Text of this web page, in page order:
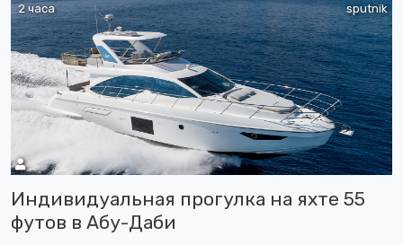
sputnik
2 часа
Индивидуальная прогулка на яхте 55
футов в Абу-Даби